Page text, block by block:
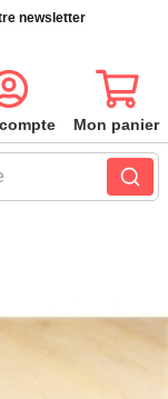
newsletter
Mon panier